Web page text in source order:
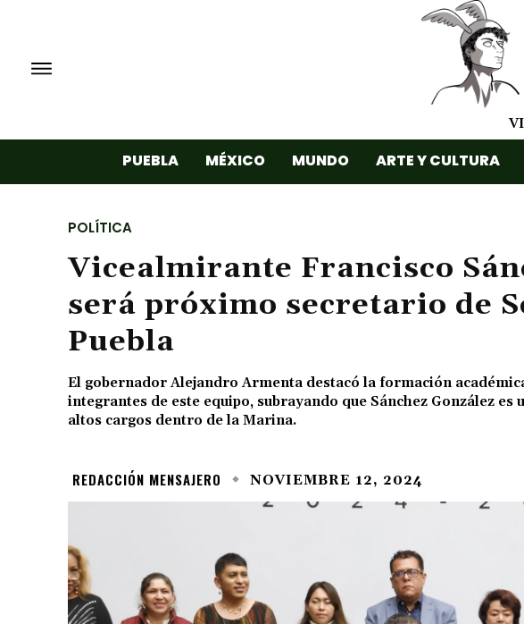
PUEBLA MÉXICO MUNDO ARTE Y CULTURA
POLÍTICA
Vicealmirante Francisco
será próximo secretario de
Puebla
El gobernador Alejandro Armenta destacó la formación
integrantes de este equipo, subrayando que Sánchez González es
altos cargos dentro de la Marina.
REDACCIÓN MENSAJERO NOVIEMBRE 12, 2024